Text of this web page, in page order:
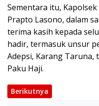
Sementara itu,
Prapto Lasono, dalam
terima kasih kepada
hadir, termasuk unsur
Adepsi, Karang
Paku Haji.
Berikutnya